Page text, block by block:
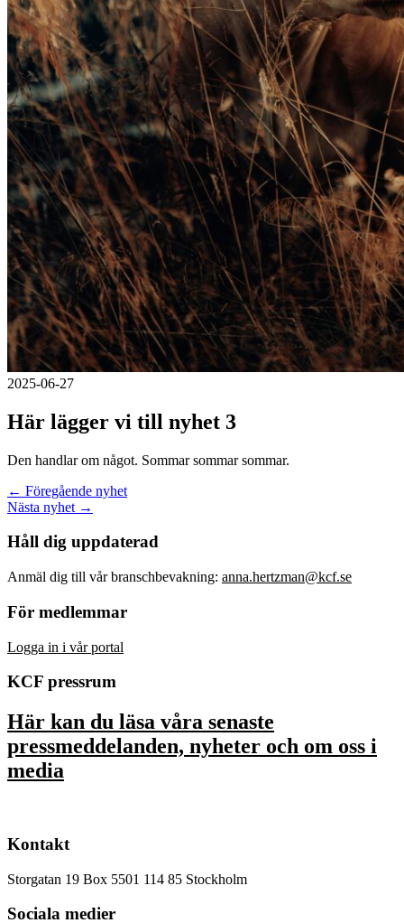
2025-06-27
Här lägger vi till nyhet 3
Den handlar om något. Sommar sommar sommar.
← Föregående nyhet
Nästa nyhet →
Håll dig uppdaterad
Anmäl dig till vår branschbevakning: anna.hertzman@kcf.se
För medlemmar
Logga in i vår portal
KCF pressrum
Här kan du läsa våra senaste
pressmeddelanden, nyheter och om oss i
media
Kontakt
Storgatan 19 Box 5501 114 85 Stockholm
Sociala medier